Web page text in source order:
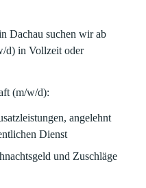
Dachausuchen wir ab
d) inVollzeit oder
(m/w/d):
angelehnt
Dienst
und Zuschläge